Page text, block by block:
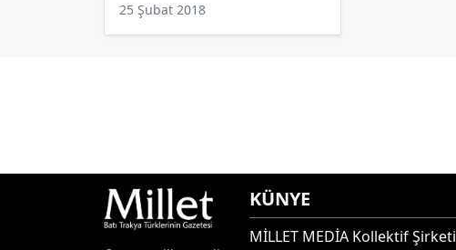
25 Şubat 2018
KÜNYE
MİLLET MEDİA Kollektif Şirketi